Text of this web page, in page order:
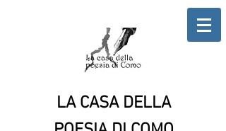
LA CASA DELLA